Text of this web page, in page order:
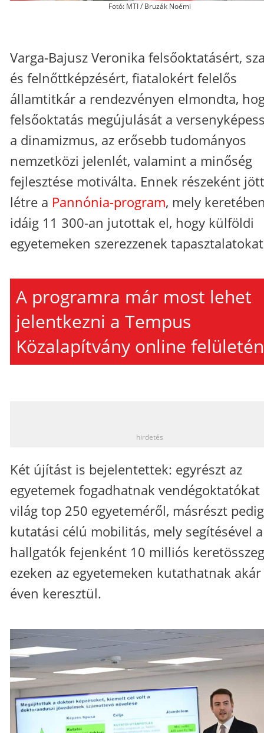
Fotó: MTI / Bruzák Noémi
Varga-Bajusz Veronika felsőoktatásért,
és felnőttképzésért, fiatalokért felelős
államtitkár a rendezvényen elmondta,
felsőoktatás megújulását a
a dinamizmus, az erősebb tudományos
nemzetközi jelenlét, valamint a minőség
fejlesztése motiválta. Ennek részeként jött
létre a Pannónia-program, mely
idáig 11 300-an jutottak el, hogy külföldi
egyetemeken szerezzenek
A programra már most lehet
jelentkezni a Tempus
Közalapítvány online
hirdetés
Két újítást is bejelentettek: egyrészt az
egyetemek fogadhatnak vendégoktatókat
világ top 250 egyeteméről, másrészt
kutatási célú mobilitás, mely segítésével a
hallgatók fejenként 10 milliós
ezeken az egyetemeken kutathatnak
éven keresztül.